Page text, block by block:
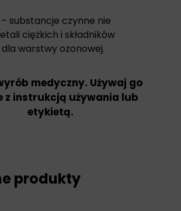
substancje czynne nie
ciężkich i składników
warstwy ozonowej.
medyczny. Używaj go
z instrukcją używania lub
etykietą.
produkty